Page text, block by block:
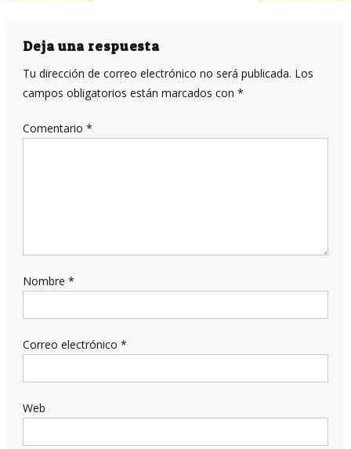
entradas
Deja una respuesta
Tu dirección de correo electrónico no será publicada. Los
campos obligatorios están marcados con *
Comentario *
Nombre *
Correo electrónico *
Web